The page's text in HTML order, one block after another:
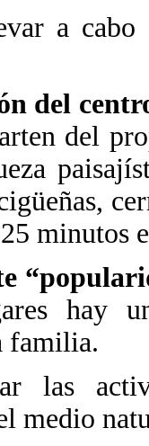
a cabo
del
del
minutos
hay
familia.
las
medio